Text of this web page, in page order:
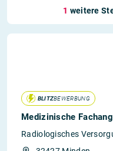
1 weitere
BLITZBEWERBUNG
Medizinische
Radiologisches